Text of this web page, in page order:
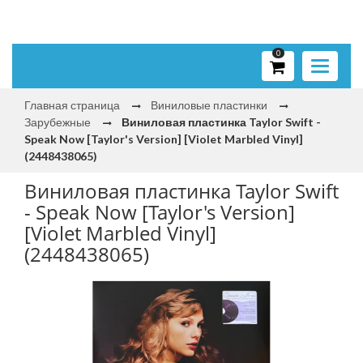
Toggle
0
Главная страница
Виниловые пластинки
Зарубежные
Виниловая пластинка Taylor Swift -
Speak Now [Taylor's Version] [Violet Marbled Vinyl]
(2448438065)
Виниловая пластинка Taylor Swift
- Speak Now [Taylor's Version]
[Violet Marbled Vinyl]
(2448438065)